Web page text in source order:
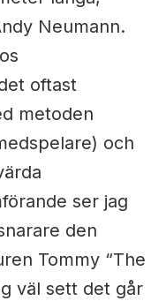
Neumann.
oftast
metoden
och
ser jag
den
Tommy “The
väl sett det går